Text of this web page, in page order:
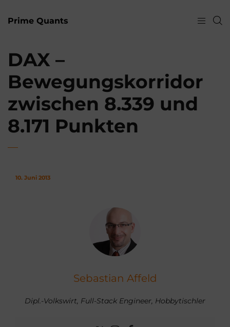
Prime Quants
DAX –
Bewegungskorridor
zwischen 8.339 und
8.171 Punkten
10. Juni 2013
Sebastian Affeld
Dipl.-Volkswirt, Full-Stack Engineer, Hobbytischler